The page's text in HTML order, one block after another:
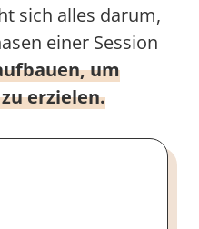
sich alles darum,
einer Session
um
erzielen.